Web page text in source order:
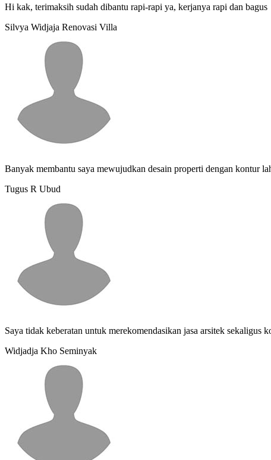
Hi kak, terimaksih sudah dibantu rapi-rapi ya, kerjanya rapi dan bagus
Silvya Widjaja Renovasi Villa
Banyak membantu saya mewujudkan desain properti dengan kontur
Tugus R Ubud
Saya tidak keberatan untuk merekomendasikan jasa arsitek
Widjadja Kho Seminyak